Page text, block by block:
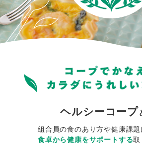
ヘルシーコープ
組合員の食のあり方や健康課題
食卓から健康をサポートする取